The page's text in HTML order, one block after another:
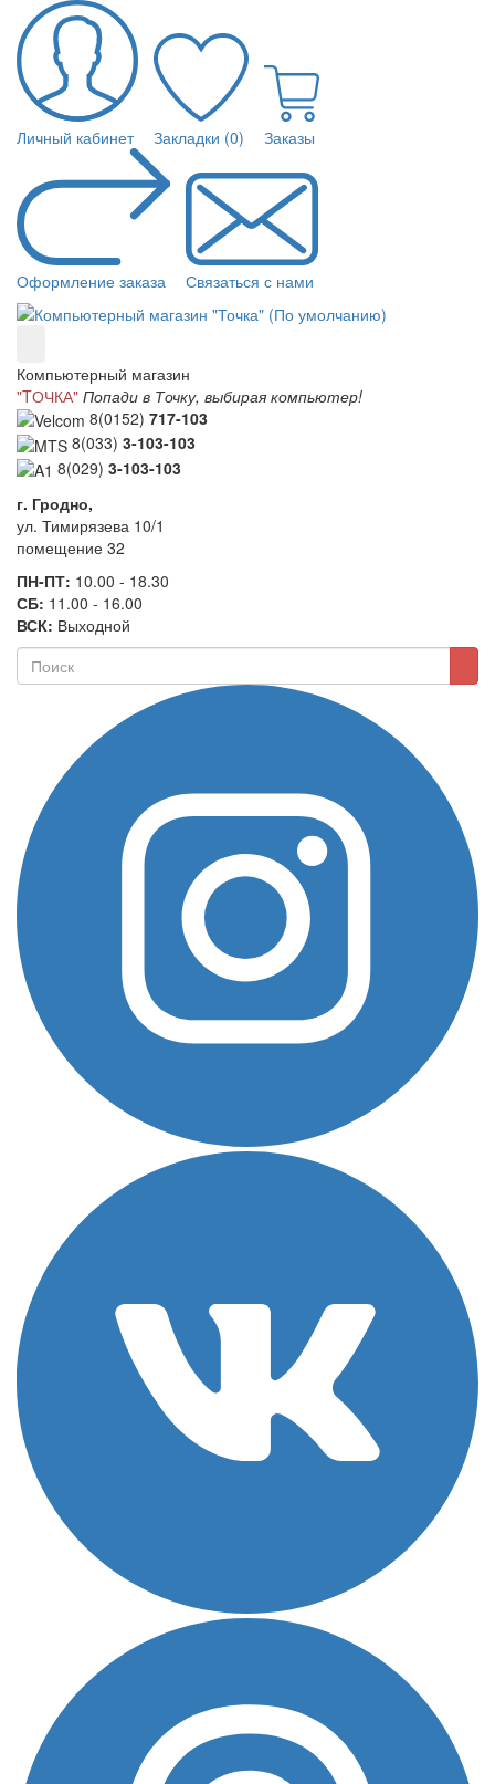
Личный кабинет Закладки (0) Заказы
Оформление заказа Связаться с нами
Компьютерный магазин
"TОЧКА" Попади в Точку, выбирая компьютер!
8(0152) 717-103
8(033) 3-103-103
8(029) 3-103-103
г. Гродно,
ул. Тимирязева 10/1
помещение 32
ПН-ПТ: 10.00 - 18.30
СБ: 11.00 - 16.00
ВСК: Выходной